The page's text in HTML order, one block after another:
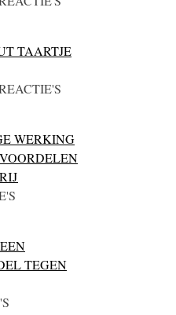
TAARTJE
WERKING
TEGEN